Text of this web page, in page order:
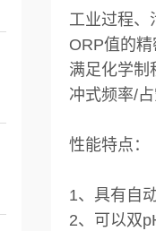
工业过程、
ORP值的
满足化学制
冲式频率/
性能特点：
1、具有自
2、可以双